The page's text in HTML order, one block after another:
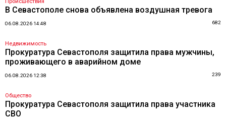
В Севастополе снова объявлена воздушная тревога
06.08.2026 14:48 682
Недвижимость
Прокуратура Севастополя защитила права мужчины,
проживающего в аварийном доме
06.08.2026 12:38 239
Общество
Прокуратура Севастополя защитила права участника
СВО